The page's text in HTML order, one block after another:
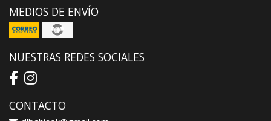
MEDIOS DE ENVÍO
NUESTRAS REDES SOCIALES
CONTACTO